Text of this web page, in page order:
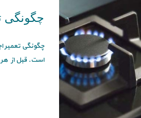
چگونگی
چگونگی تعمیر
است. قبل از